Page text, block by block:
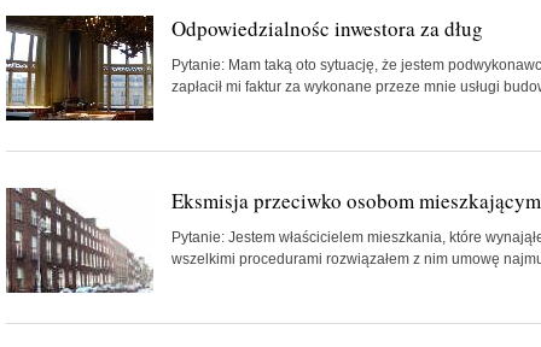
Odpowiedzialnośc inwestora za dług
Pytanie: Mam taką oto sytuację, że jestem
zapłacił mi faktur za wykonane przeze mnie usługi
Eksmisja przeciwko osobom
Pytanie: Jestem właścicielem mieszkania, które
wszelkimi procedurami rozwiązałem z nim umowę